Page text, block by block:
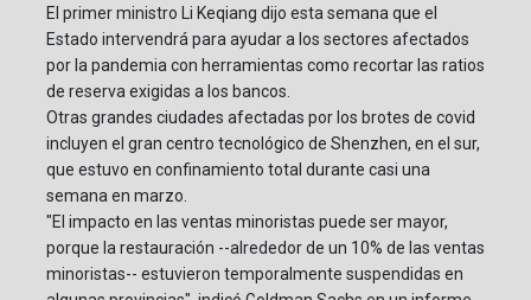
El primer ministro Li Keqiang dijo esta semana que el
Estado intervendrá para ayudar a los sectores afectados
por la pandemia con herramientas como recortar las ratios
de reserva exigidas a los bancos.
Otras grandes ciudades afectadas por los brotes de covid
incluyen el gran centro tecnológico de Shenzhen, en el sur,
que estuvo en confinamiento total durante casi una
semana en marzo.
"El impacto en las ventas minoristas puede ser mayor,
porque la restauración --alrededor de un 10% de las ventas
minoristas-- estuvieron temporalmente suspendidas en